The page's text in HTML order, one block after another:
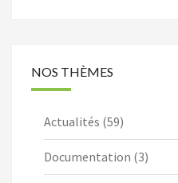
NOS THÈMES
Actualités (59)
Documentation (3)